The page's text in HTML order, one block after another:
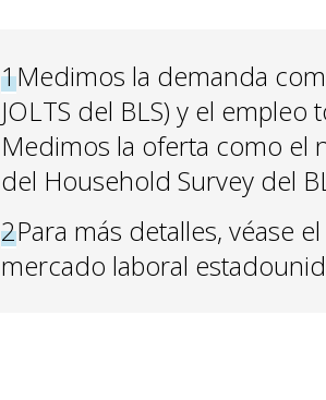
1Medimos la demanda
JOLTS del BLS) y el
Medimos la oferta como el
del Household Survey del
2Para más detalles, véase
mercado laboral